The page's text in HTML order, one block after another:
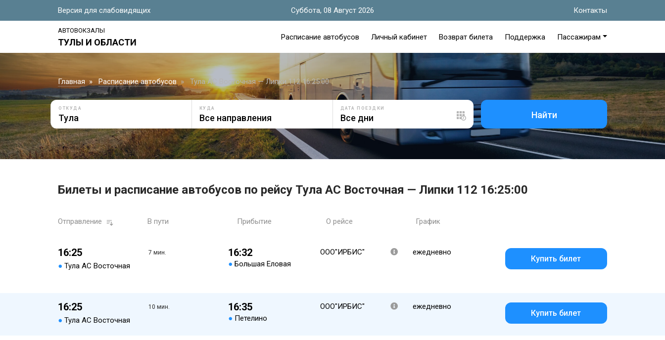
Версия для слабовидящих Суббота, 08 Август 2026 Контакты
АВТОВОКЗАЛЫ
ТУЛЫ И ОБЛАСТИ
Расписание автобусов Личный кабинет Возврат билета Поддержка Пассажирам
Главная Расписание автобусов Тула АС Восточная — Липки 112 16:25:00
ОТКУДА КУДА ДАТА ПОЕЗДКИ
Найти
Билеты и расписание автобусов по рейсу Тула АС Восточная — Липки 112 16:25:00
Отправление В пути Прибытие О рейсе График
16:25
● Тула АС Восточная
7 мин. 16:32
● Большая Еловая
ООО"ИРБИС" ежедневно
Купить билет
16:25
● Тула АС Восточная
10 мин. 16:35
● Петелино
ООО"ИРБИС" ежедневно
Купить билет